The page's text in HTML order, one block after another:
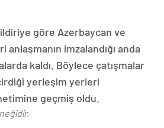
göre Azerbaycan ve
imzalandığı anda
kaldı. Böylece çatışmalar
yerleşim yerleri
geçmiş oldu.